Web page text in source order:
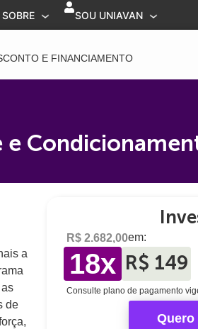
SOBRE SOU UNIAVAN
E FINANCIAMENTO
e
a
de
R$ 2.682,00em:
18x R$ 149
Consulte plano de pagamento
Quero